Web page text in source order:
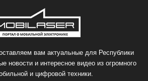
вам актуальные для Республики
новости и интересное видео из огромного
и цифровой техники.